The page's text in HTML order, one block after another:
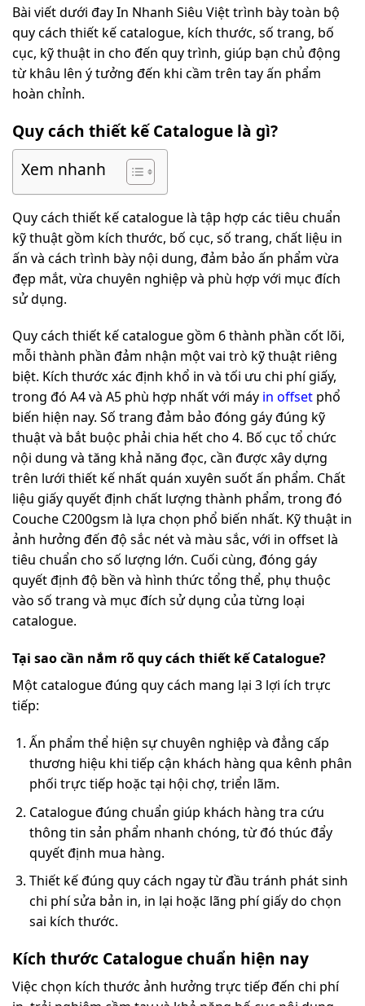
Bài viết dưới đay In Nhanh Siêu Việt trình bày toàn bộ
quy cách thiết kế catalogue, kích thước, số trang, bố
cục, kỹ thuật in cho đến quy trình, giúp bạn chủ động
từ khâu lên ý tưởng đến khi cầm trên tay ấn phẩm
hoàn chỉnh.
Quy cách thiết kế Catalogue là gì?
Xem nhanh
Quy cách thiết kế catalogue là tập hợp các tiêu chuẩn
kỹ thuật gồm kích thước, bố cục, số trang, chất liệu in
ấn và cách trình bày nội dung, đảm bảo ấn phẩm vừa
đẹp mắt, vừa chuyên nghiệp và phù hợp với mục đích
sử dụng.
Quy cách thiết kế catalogue gồm 6 thành phần cốt lõi,
mỗi thành phần đảm nhận một vai trò kỹ thuật riêng
biệt. Kích thước xác định khổ in và tối ưu chi phí giấy,
trong đó A4 và A5 phù hợp nhất với máy in offset phổ
biến hiện nay. Số trang đảm bảo đóng gáy đúng kỹ
thuật và bắt buộc phải chia hết cho 4. Bố cục tổ chức
nội dung và tăng khả năng đọc, cần được xây dựng
trên lưới thiết kế nhất quán xuyên suốt ấn phẩm. Chất
liệu giấy quyết định chất lượng thành phẩm, trong đó
Couche C200gsm là lựa chọn phổ biến nhất. Kỹ thuật in
ảnh hưởng đến độ sắc nét và màu sắc, với in offset là
tiêu chuẩn cho số lượng lớn. Cuối cùng, đóng gáy
quyết định độ bền và hình thức tổng thể, phụ thuộc
vào số trang và mục đích sử dụng của từng loại
catalogue.
Tại sao cần nắm rõ quy cách thiết kế Catalogue?
Một catalogue đúng quy cách mang lại 3 lợi ích trực
tiếp:
Ấn phẩm thể hiện sự chuyên nghiệp và đẳng cấp
thương hiệu khi tiếp cận khách hàng qua kênh phân
phối trực tiếp hoặc tại hội chợ, triển lãm.
Catalogue đúng chuẩn giúp khách hàng tra cứu
thông tin sản phẩm nhanh chóng, từ đó thúc đẩy
quyết định mua hàng.
Thiết kế đúng quy cách ngay từ đầu tránh phát sinh
chi phí sửa bản in, in lại hoặc lãng phí giấy do chọn
sai kích thước.
Kích thước Catalogue chuẩn hiện nay
Việc chọn kích thước ảnh hưởng trực tiếp đến chi phí